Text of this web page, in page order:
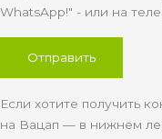
WhatsApp!" - или на
Если хотите получить
на Вацап — в нижнем